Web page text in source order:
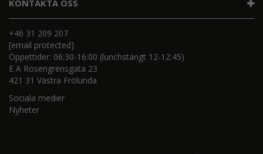
KONTAKTA OSS
+46 31 209 207
[email protected]
Öppettider: 06:30-16:00 (lunchstängt 12-12:45)
E A Rosengrensgata 23
421 31 Västra Frölunda
Sociala medier
Nyheter